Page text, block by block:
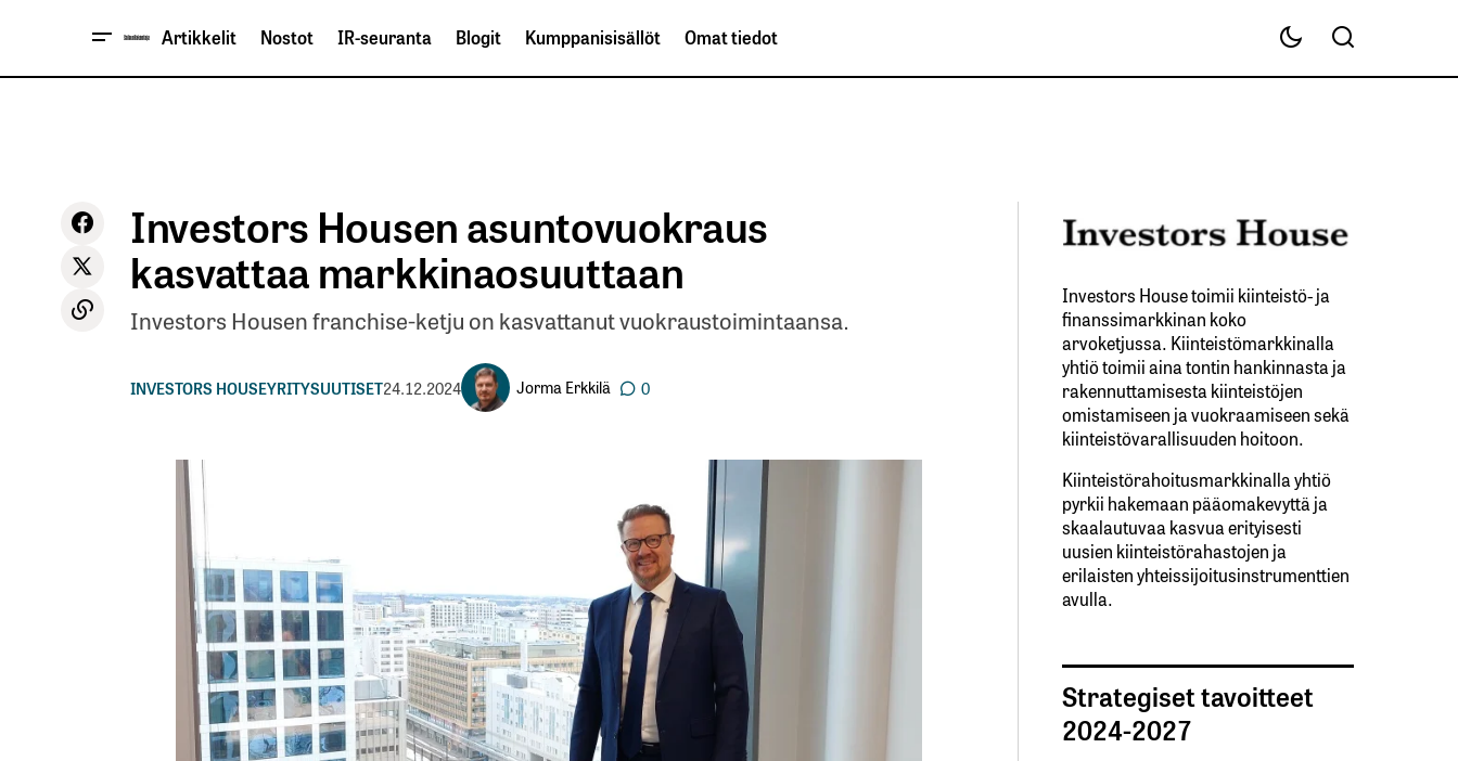
Artikkelit Nostot IR-seuranta Blogit Kumppanisisällöt Omat tiedot
Investors Housen asuntovuokraus
kasvattaa markkinaosuuttaan
Investors Housen franchise-ketju on kasvattanut vuokraustoimintaansa.
INVESTORS HOUSEYRITYSUUTISET24.12.2024 Jorma Erkkilä 0
Investors House toimii kiinteistö- ja
finanssimarkkinan koko
arvoketjussa. Kiinteistömarkkinalla
yhtiö toimii aina tontin hankinnasta ja
rakennuttamisesta kiinteistöjen
omistamiseen ja vuokraamiseen sekä
kiinteistövarallisuuden hoitoon.
Kiinteistörahoitusmarkkinalla yhtiö
pyrkii hakemaan pääomakevyttä ja
skaalautuvaa kasvua erityisesti
uusien kiinteistörahastojen ja
erilaisten yhteissijoitusinstrumenttien
avulla.
Strategiset tavoitteet
2024-2027